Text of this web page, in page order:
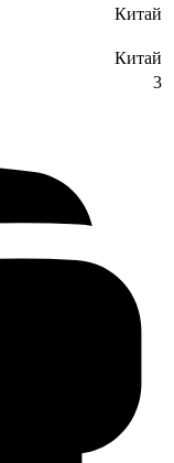
Китай
Китай
3